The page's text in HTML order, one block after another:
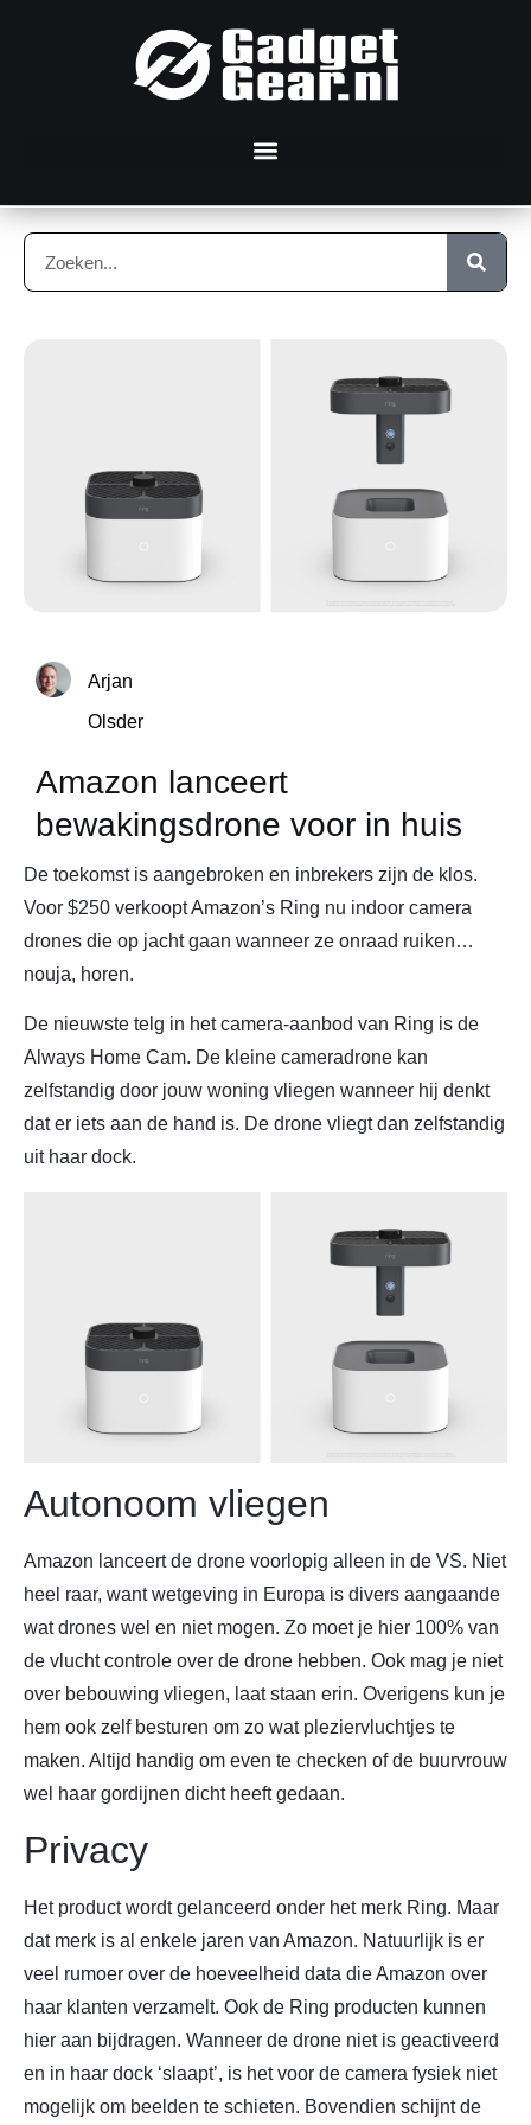
Arjan
Olsder
Amazon lanceert
bewakingsdrone voor in huis
De toekomst is aangebroken en inbrekers zijn de klos.
Voor $250 verkoopt Amazon’s Ring nu indoor camera
drones die op jacht gaan wanneer ze onraad ruiken…
nouja, horen.
De nieuwste telg in het camera-aanbod van Ring is de
Always Home Cam. De kleine cameradrone kan
zelfstandig door jouw woning vliegen wanneer hij denkt
dat er iets aan de hand is. De drone vliegt dan zelfstandig
uit haar dock.
Autonoom vliegen
Amazon lanceert de drone voorlopig alleen in de VS. Niet
heel raar, want wetgeving in Europa is divers aangaande
wat drones wel en niet mogen. Zo moet je hier 100% van
de vlucht controle over de drone hebben. Ook mag je niet
over bebouwing vliegen, laat staan erin. Overigens kun je
hem ook zelf besturen om zo wat pleziervluchtjes te
maken. Altijd handig om even te checken of de buurvrouw
wel haar gordijnen dicht heeft gedaan.
Privacy
Het product wordt gelanceerd onder het merk Ring. Maar
dat merk is al enkele jaren van Amazon. Natuurlijk is er
veel rumoer over de hoeveelheid data die Amazon over
haar klanten verzamelt. Ook de Ring producten kunnen
hier aan bijdragen. Wanneer de drone niet is geactiveerd
en in haar dock ‘slaapt’, is het voor de camera fysiek niet
mogelijk om beelden te schieten. Bovendien schijnt de